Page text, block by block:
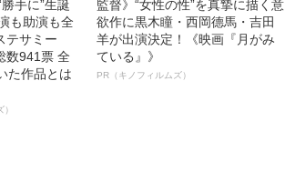
手に”生誕
も助演も全
テサミー
数941票 全
た作品とは
監督》“女性の性”を真摯に描く意
欲作に黒木瞳・西岡德馬・吉田
羊が出演決定！《映画『月がみ
ている』》
PR（キノフィルムズ）